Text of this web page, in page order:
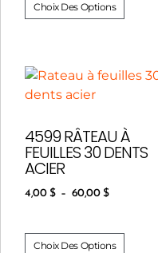
Choix Des Options
4599 RÂTEAU À
FEUILLES 30 DENTS
ACIER
4,00 $ – 60,00 $
Choix Des Options